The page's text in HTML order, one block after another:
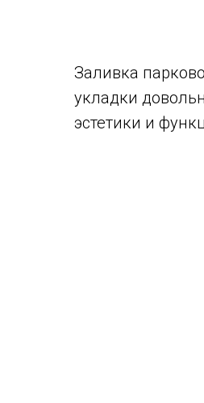
Заливка
укладки
эстетики и